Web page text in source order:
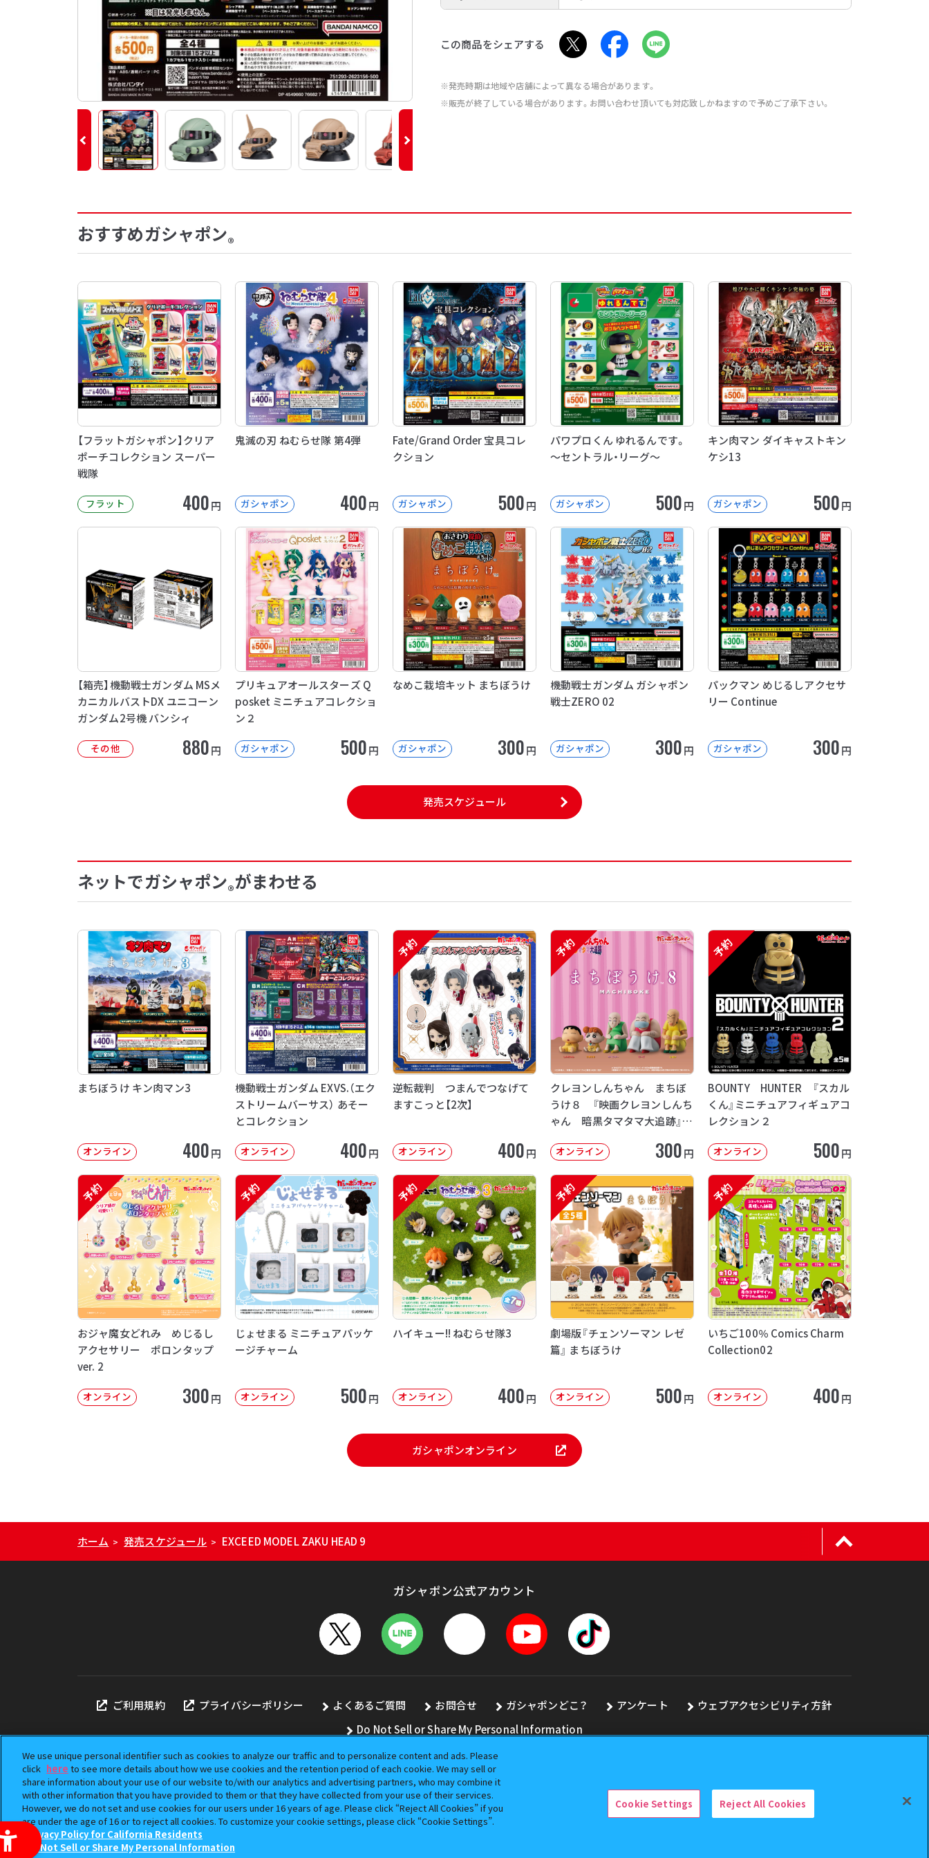
この商品をシェアする
※発売時期は地域や店舗によって異なる場合があります。
※販売が終了している場合があります。お問い合わせ頂いても対応致しかねますので予めご了承下さい。
おすすめガシャポン®
【フラットガシャポン】クリア
ポーチコレクション スーパー
戦隊
フラット 400円
鬼滅の刃 ねむらせ隊 第4弾
ガシャポン 400円
Fate/Grand Order 宝具コレ
クション
ガシャポン 500円
パワプロくん ゆれるんです。
～セントラル・リーグ～
ガシャポン 500円
キン肉マン ダイキャストキン
ケシ13
ガシャポン 500円
【箱売】機動戦士ガンダム MSメ
カニカルバストDX ユニコーン
ガンダム2号機 バンシィ
その他 880円
プリキュアオールスターズ Q
posket ミニチュアコレクショ
ン２
ガシャポン 500円
なめこ栽培キット まちぼうけ
ガシャポン 300円
機動戦士ガンダム ガシャポン
戦士ZERO 02
ガシャポン 300円
パックマン めじるしアクセサ
リー Continue
ガシャポン 300円
発売スケジュール
ネットでガシャポン®がまわせる
まちぼうけ キン肉マン3
オンライン 400円
機動戦士ガンダム EXVS.（エク
ストリームバーサス） あそー
とコレクション
オンライン 400円
予約
逆転裁判 つまんでつなげて
ますこっと【2次】
オンライン 400円
予約
クレヨンしんちゃん まちぼ
うけ８ 『映画クレヨンしんち
ゃん 暗黒タマタマ大追跡』
オンライン 300円
予約
BOUNTY HUNTER 『スカル
くん』ミニチュアフィギュアコ
レクション２
オンライン 500円
予約
おジャ魔女どれみ めじるし
アクセサリー ポロンタップ
ver. 2
オンライン 300円
予約
じょせまる ミニチュアパッケ
ージチャーム
オンライン 500円
予約
ハイキュー!! ねむらせ隊3
オンライン 400円
予約
劇場版『チェンソーマン レゼ
篇』 まちぼうけ
オンライン 500円
予約
いちご100％ Comics Charm
Collection02
オンライン 400円
ガシャポンオンライン
ホーム > 発売スケジュール > EXCEED MODEL ZAKU HEAD 9
ガシャポン公式アカウント
ご利用規約 プライバシーポリシー よくあるご質問 お問合せ ガシャポンどこ？ アンケート
ウェブアクセシビリティ方針
Do Not Sell or Share My Personal Information
本サイトに掲載されている全ての画像、文章、データの無断転用、転載をお断りします。
「ガシャポン」は株式会社バンダイの登録商標です。
©BANDAI
We use unique personal identifier such as cookies to analyze our traffic and to personalize content and ads. Please
click here to see more details about how we use cookies and the retention period of each cookie. We may sell or
share information about your use of our website to/with our analytics and advertising partners, who may combine it
with other information that you have provided to them or that they have collected from your use of their services.
However, we do not set and use cookies for our users under 16 years of age. Please click “Reject All Cookies” if you
are under the age of 16 or to reject all cookies. To customize your cookie settings, please click “Cookie Settings”.
Privacy Policy for California Residents
Do Not Sell or Share My Personal Information
Cookie Settings Reject All Cookies